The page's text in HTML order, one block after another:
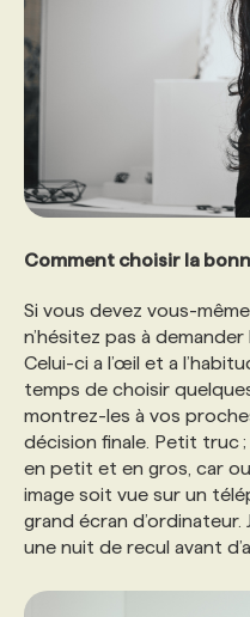
Comment choisir la
Si vous devez vous-
n’hésitez pas à
Celui-ci a l’œil et a
temps de choisir
montrez-les à vos
décision finale. Petit truc
en petit et en gros, car
image soit vue sur un
grand écran d’ordinateur.
une nuit de recul avant